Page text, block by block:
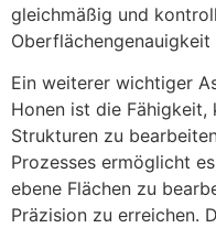
gleichmäßig und
Ein weiterer wichtiger
Honen ist die Fähigkeit,
Strukturen zu
Prozesses ermöglicht
ebene Flächen zu
Präzision zu erreichen.